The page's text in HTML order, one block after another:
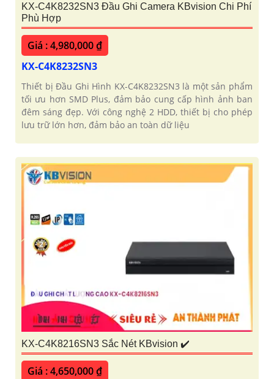
KX-C4K8232SN3 Đầu Ghi Camera KBvision Chi Phí
Phù Hợp
Giá : 4,980,000 ₫
KX-C4K8232SN3
Thiết bị Đầu Ghi Hình KX-C4K8232SN3 là một sản phẩm
tối ưu hơn SMD Plus, đảm bảo cung cấp hình ảnh ban
đêm sáng đẹp. Với công nghệ 2 HDD, thiết bị cho phép
lưu trữ lớn hơn, đảm bảo an toàn dữ liệu
KX-C4K8216SN3 Sắc Nét KBvision ✔️
Giá : 4,650,000 ₫